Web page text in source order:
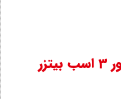
روغن موتور مناسب کمپرسور 3 اسب بیتزر